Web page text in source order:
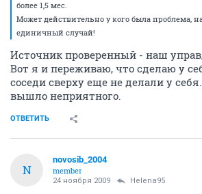
более 1,5 мес.
Может действительно у кого была проблема,
единичный случай!
Источник проверенный - наш
Вот я и переживаю, что сделаю у
соседи сверху еще не делали у
вышло неприятного.
ОТВЕТИТЬ
N
novosib_2004
member
24 ноября 2009 Helena95